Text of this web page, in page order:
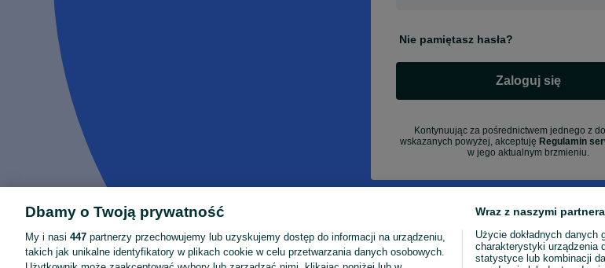
Nie pamiętasz hasła?
Zaloguj się
Kontynuując za pośrednictwem jednego z
wskazanych powyżej, akceptuję Regulamin
w jego aktualnym brzmieniu.
Dbamy o Twoją prywatność
My i nasi 447 partnerzy przechowujemy lub uzyskujemy dostęp do informacji na urządzeniu,
takich jak unikalne identyfikatory w plikach cookie w celu przetwarzania danych osobowych.
Wraz z naszymi
Użycie dokładnych danych
charakterystyki urządzenia
statystyce lub kombinacji